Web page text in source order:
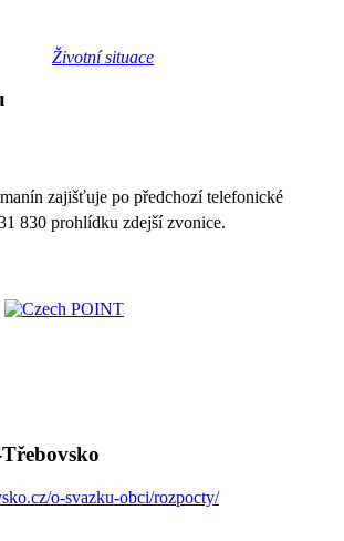
Životní situace
zajišťuje po předchozí telefonické
830 prohlídku zdejší zvonice.
o-svazku-obci/rozpocty/